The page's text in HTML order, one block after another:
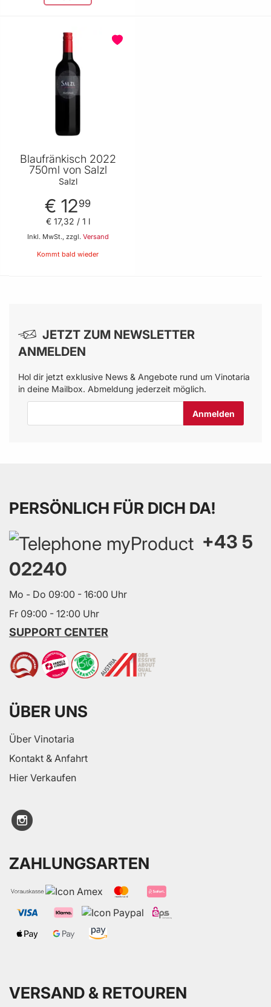
Blaufränkisch 2022
750ml von Salzl
Salzl
€ 1299
Inkl. MwSt., zzgl. Versand
€ 17,32 / 1 l
Kommt bald wieder
JETZT ZUM NEWSLETTER
ANMELDEN
Hol dir jetzt exklusive News & Angebote rund um Vinotaria
in deine Mailbox. Abmeldung jederzeit möglich.
PERSÖNLICH FÜR DICH DA!
+43 5
02240
Mo - Do 09:00 - 16:00 Uhr
Fr 09:00 - 12:00 Uhr
SUPPORT CENTER
ÜBER UNS
Über Vinotaria
Kontakt & Anfahrt
Hier Verkaufen
ZAHLUNGSARTEN
VERSAND & RETOUREN